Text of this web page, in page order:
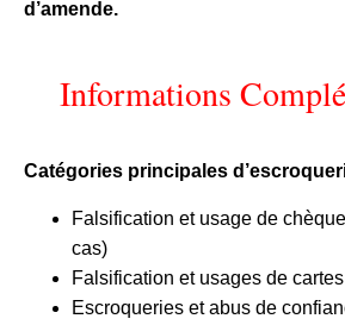
d’amende.
Informations
Catégories principales
Falsification et usage de
cas)
Falsification et usages de
Escroqueries et abus de